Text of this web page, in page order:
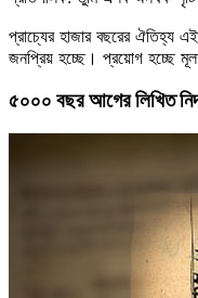
প্রাচ্যের হাজার বছরের ঐতিহ্য
জনপ্রিয় হচ্ছে। প্রয়োগ হচ্ছে
৫০০০ বছর আগের লিখিত